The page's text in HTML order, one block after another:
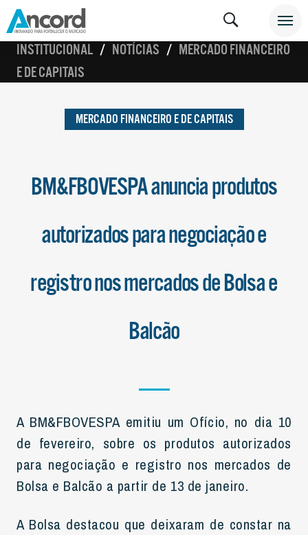
INSTITUCIONAL NOTÍCIAS
MERCADO FINANCEIRO
E DE CAPITAIS
MERCADO FINANCEIRO E DE CAPITAIS
BM&FBOVESPA anuncia produtos
autorizados para negociação e
registro nos mercados de Bolsa e
Balcão
A BM&FBOVESPA emitiu um Ofício, no dia 10
de fevereiro, sobre os produtos autorizados
para negociação e registro nos mercados de
Bolsa e Balcão a partir de 13 de janeiro.
A Bolsa destacou que deixaram de constar na